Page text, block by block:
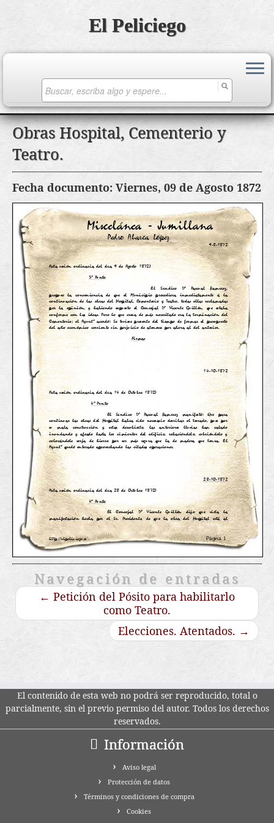
Saltar
contenido
El Peliciego
Obras Hospital, Cementerio y
Teatro.
Fecha documento: Viernes, 09 de Agosto 1872
Navegación de entradas
← Petición del Pósito para habilitarlo
como Teatro.
Elecciones. Atentados. →
El contenido de esta web no podrá ser reproducido, total o
parcialmente, sin el previo permiso del autor. Todos los derechos
reservados.
Información
Aviso legal
Protección de datos
Términos y condiciones de compra
Cookies